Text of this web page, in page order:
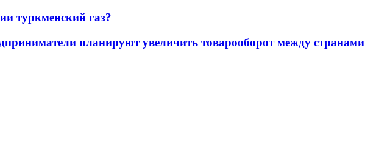
туркменский газ?
планируют увеличить товарооборот между странами